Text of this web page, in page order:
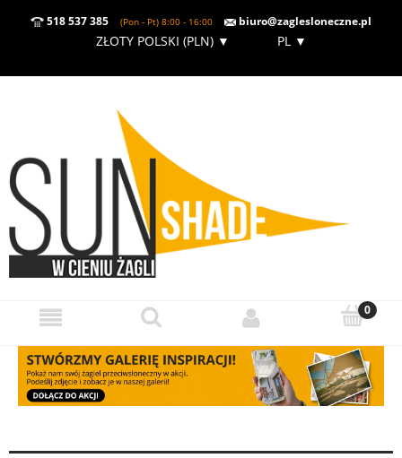
518 537 385 (Pon - Pt) 8:00 - 16:00 biuro@zaglesloneczne.pl
ZŁOTY POLSKI (PLN)▼ PL ▼